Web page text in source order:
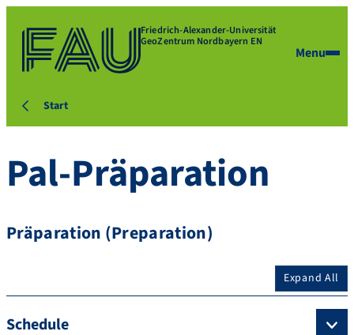
Friedrich-Alexander-Universität
GeoZentrum Nordbayern EN
Menu
Start
Pal-Präparation
Präparation (Preparation)
Expand All
Schedule